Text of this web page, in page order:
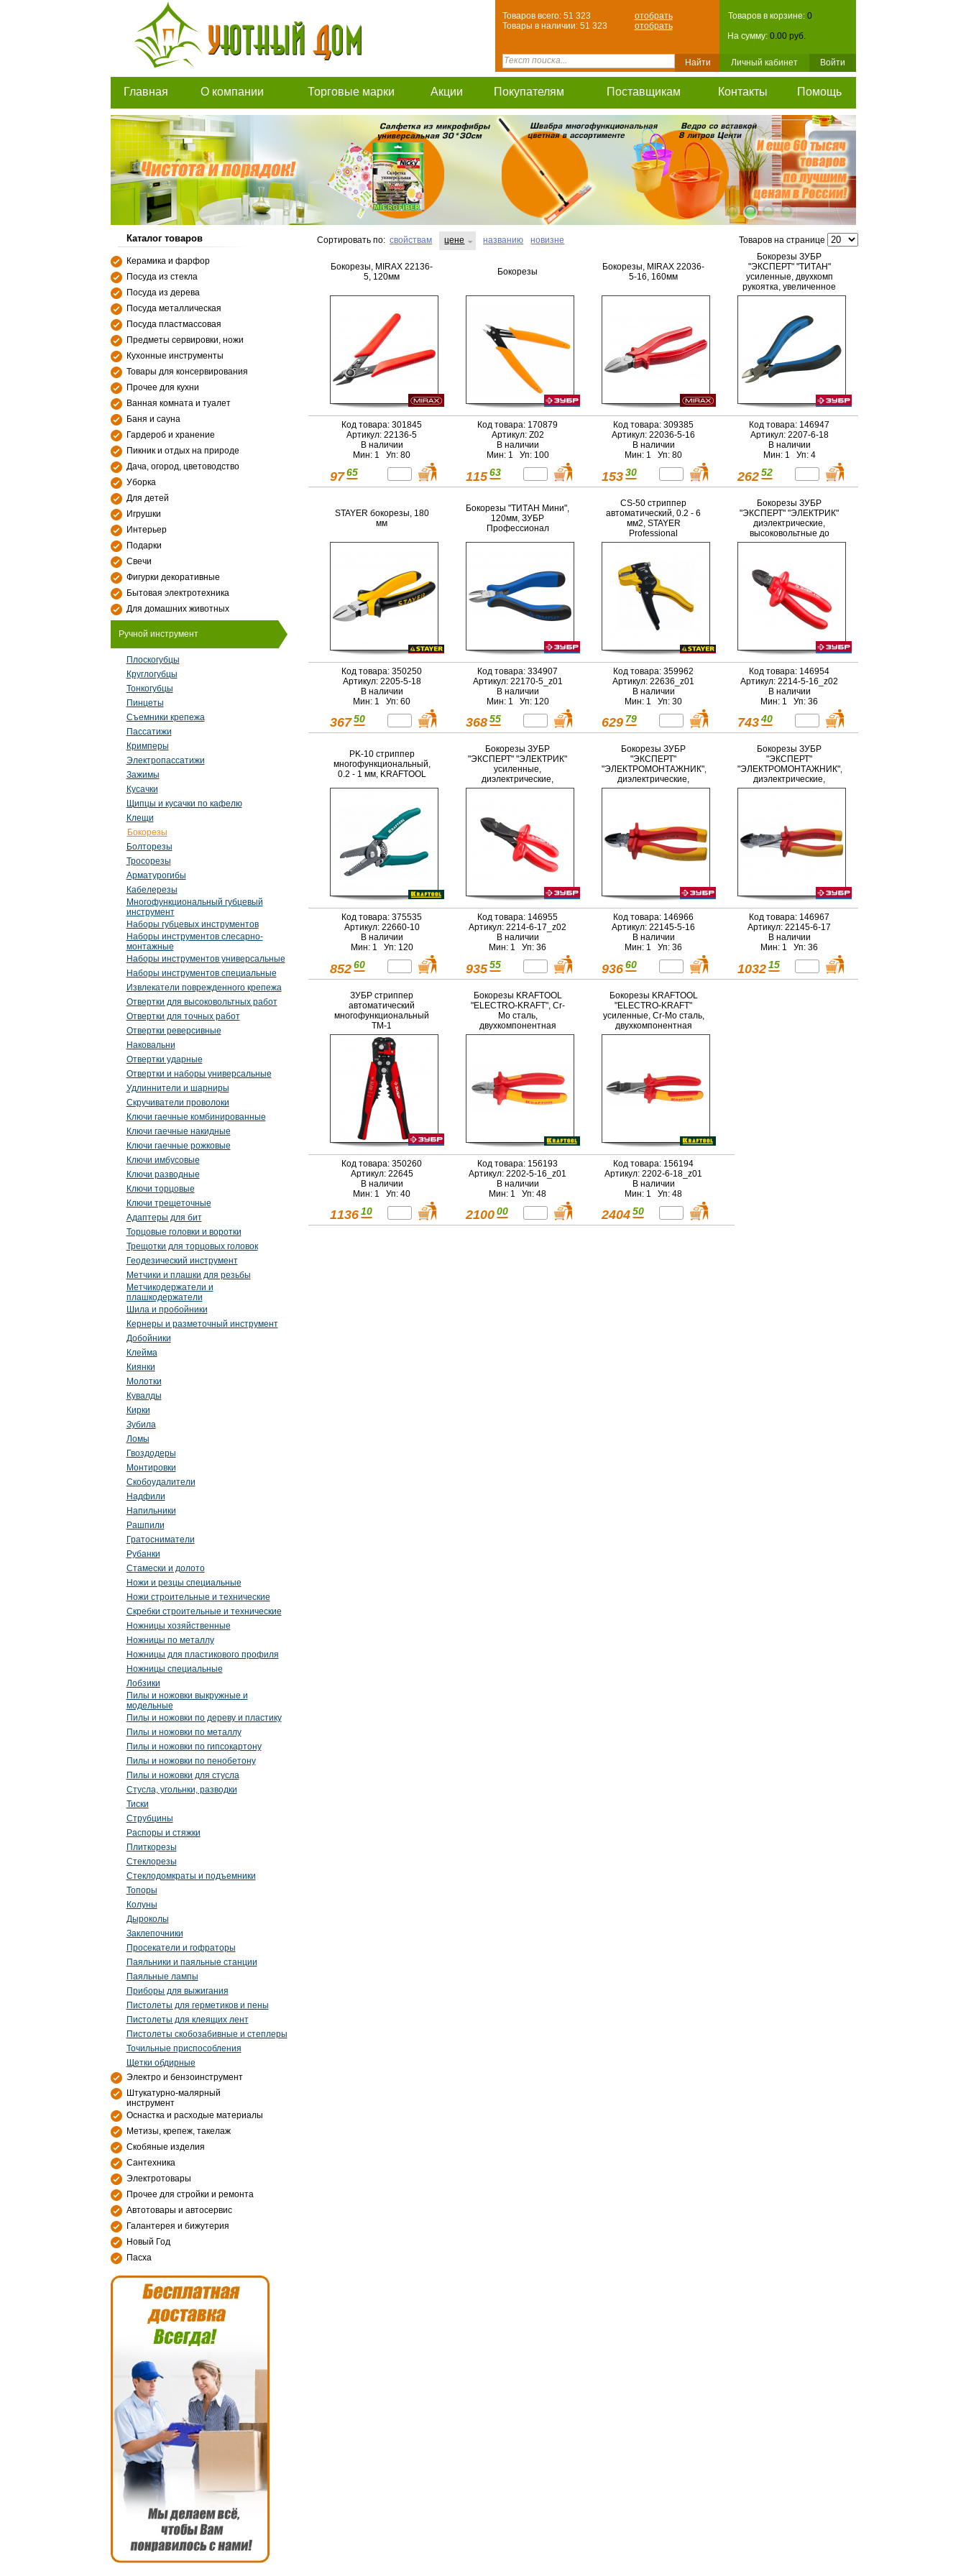
Товаров в корзине: 0
На сумму: 0.00 руб.
Личный кабинет Войти
Товаров всего: 51 323
отобрать
Товары в наличии: 51 323
отобрать
Главная О компании Торговые марки Акции Покупателям Поставщикам Контакты Помощь
Каталог товаров
Керамика и фарфор
Посуда из стекла
Посуда из дерева
Посуда металлическая
Посуда пластмассовая
Предметы сервировки, ножи
Кухонные инструменты
Товары для консервирования
Прочее для кухни
Ванная комната и туалет
Баня и сауна
Гардероб и хранение
Пикник и отдых на природе
Дача, огород, цветоводство
Уборка
Для детей
Игрушки
Интерьер
Подарки
Свечи
Фигурки декоративные
Бытовая электротехника
Для домашних животных
Ручной инструмент
Плоскогубцы
Круглогубцы
Тонкогубцы
Пинцеты
Съемники крепежа
Пассатижи
Кримперы
Электропассатижи
Зажимы
Кусачки
Щипцы и кусачки по кафелю
Клещи
Бокорезы
Болторезы
Тросорезы
Арматурогибы
Кабелерезы
Многофункциональный губцевый
инструмент
Наборы губцевых инструментов
Наборы инструментов слесарно-
монтажные
Наборы инструментов универсальные
Наборы инструментов специальные
Извлекатели поврежденного крепежа
Отвертки для высоковольтных работ
Отвертки для точных работ
Отвертки реверсивные
Наковальни
Отвертки ударные
Отвертки и наборы универсальные
Удлиннители и шарниры
Скручиватели проволоки
Ключи гаечные комбинированные
Ключи гаечные накидные
Ключи гаечные рожковые
Ключи имбусовые
Ключи разводные
Ключи торцовые
Ключи трещеточные
Адаптеры для бит
Торцовые головки и воротки
Трещотки для торцовых головок
Геодезический инструмент
Метчики и плашки для резьбы
Метчикодержатели и
плашкодержатели
Шила и пробойники
Кернеры и разметочный инструмент
Добойники
Клейма
Киянки
Молотки
Кувалды
Кирки
Зубила
Ломы
Гвоздодеры
Монтировки
Скобоудалители
Надфили
Напильники
Рашпили
Гратосниматели
Рубанки
Стамески и долото
Ножи и резцы специальные
Ножи строительные и технические
Скребки строительные и технические
Ножницы хозяйственные
Ножницы по металлу
Ножницы для пластикового профиля
Ножницы специальные
Лобзики
Пилы и ножовки выкружные и
модельные
Пилы и ножовки по дереву и пластику
Пилы и ножовки по металлу
Пилы и ножовки по гипсокартону
Пилы и ножовки по пенобетону
Пилы и ножовки для стусла
Стусла, угольнки, разводки
Тиски
Струбцины
Распоры и стяжки
Плиткорезы
Стеклорезы
Стеклодомкраты и подъемники
Топоры
Колуны
Дыроколы
Заклепочники
Просекатели и гофраторы
Паяльники и паяльные станции
Паяльные лампы
Приборы для выжигания
Пистолеты для герметиков и пены
Пистолеты для клеящих лент
Пистолеты скобозабивные и степлеры
Точильные приспособления
Щетки обдирные
Электро и бензоинструмент
Штукатурно-малярный
инструмент
Оснастка и расходые материалы
Метизы, крепеж, такелаж
Скобяные изделия
Сантехника
Электротовары
Прочее для стройки и ремонта
Автотовары и автосервис
Галантерея и бижутерия
Новый Год
Пасха
Сортировать по: свойствам цене названию новизне Товаров на странице
Бокорезы, MIRAX 22136-
5, 120мм
Код товара: 301845
Артикул: 22136-5
В наличии
Мин: 1 Уп: 80
97 65
Бокорезы
Код товара: 170879
Артикул: Z02
В наличии
Мин: 1 Уп: 100
115 63
Бокорезы, MIRAX 22036-
5-16, 160мм
Код товара: 309385
Артикул: 22036-5-16
В наличии
Мин: 1 Уп: 80
153 30
Бокорезы ЗУБР
"ЭКСПЕРТ" "ТИТАН"
усиленные, двухкомп
рукоятка, увеличенное
передаточное усилие,
Код товара: 146947
Артикул: 2207-6-18
В наличии
Мин: 1 Уп: 4
262 52
STAYER бокорезы, 180
мм
Код товара: 350250
Артикул: 2205-5-18
В наличии
Мин: 1 Уп: 60
367 50
Бокорезы "ТИТАН Мини",
120мм, ЗУБР
Профессионал
Код товара: 334907
Артикул: 22170-5_z01
В наличии
Мин: 1 Уп: 120
368 55
CS-50 стриппер
автоматический, 0.2 - 6
мм2, STAYER
Professional
Код товара: 359962
Артикул: 22636_z01
В наличии
Мин: 1 Уп: 30
629 79
Бокорезы ЗУБР
"ЭКСПЕРТ" "ЭЛЕКТРИК"
диэлектрические,
высоковольтные до
~1000В, 160мм
Код товара: 146954
Артикул: 2214-5-16_z02
В наличии
Мин: 1 Уп: 36
743 40
PK-10 стриппер
многофункциональный,
0.2 - 1 мм, KRAFTOOL
Код товара: 375535
Артикул: 22660-10
В наличии
Мин: 1 Уп: 120
852 60
Бокорезы ЗУБР
"ЭКСПЕРТ" "ЭЛЕКТРИК"
усиленные,
диэлектрические,
высоковольтные до
Код товара: 146955
Артикул: 2214-6-17_z02
В наличии
Мин: 1 Уп: 36
935 55
Бокорезы ЗУБР
"ЭКСПЕРТ"
"ЭЛЕКТРОМОНТАЖНИК",
диэлектрические,
двухкомпонентная
Код товара: 146966
Артикул: 22145-5-16
В наличии
Мин: 1 Уп: 36
936 60
Бокорезы ЗУБР
"ЭКСПЕРТ"
"ЭЛЕКТРОМОНТАЖНИК",
диэлектрические,
усиленные,
Код товара: 146967
Артикул: 22145-6-17
В наличии
Мин: 1 Уп: 36
1032 15
ЗУБР стриппер
автоматический
многофункциональный
ТМ-1
Код товара: 350260
Артикул: 22645
В наличии
Мин: 1 Уп: 40
1136 10
Бокорезы KRAFTOOL
"ELECTRO-KRAFT", Cr-
Mo сталь,
двухкомпонентная
рукоятка,
Код товара: 156193
Артикул: 2202-5-16_z01
В наличии
Мин: 1 Уп: 48
2100 00
Бокорезы KRAFTOOL
"ELECTRO-KRAFT"
усиленные, Cr-Mo сталь,
двухкомпонентная
рукоятка,
Код товара: 156194
Артикул: 2202-6-18_z01
В наличии
Мин: 1 Уп: 48
2404 50